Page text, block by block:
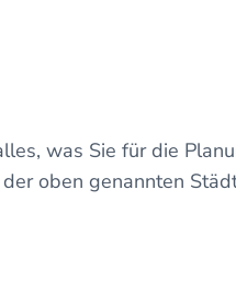
was Sie für die
oben genannten